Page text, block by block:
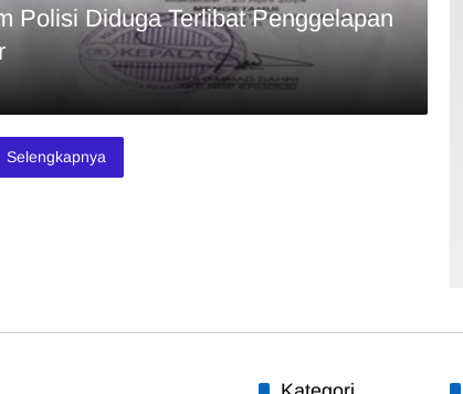
Polisi Diduga Terlibat Penggelapan
Selengkapnya